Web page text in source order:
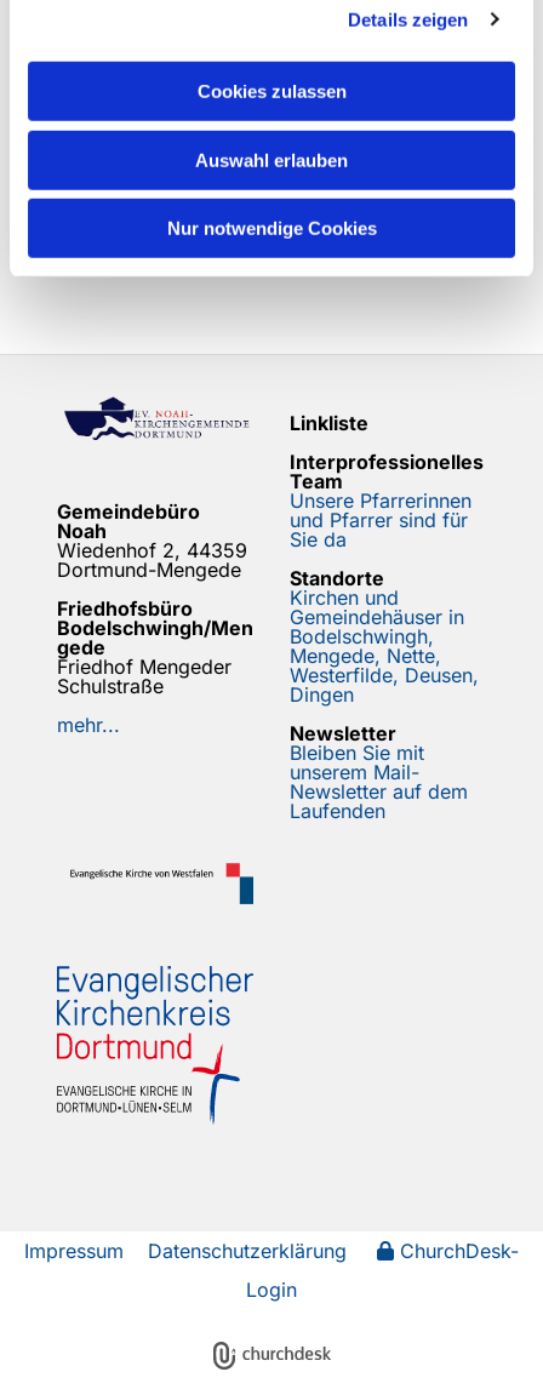
Details zeigen
Cookies zulassen
Auswahl erlauben
Nur notwendige Cookies
Gemeindebüro
Noah
Wiedenhof 2, 44359
Dortmund-Mengede
Friedhofsbüro
Bodelschwingh/Men
gede
Friedhof Mengeder
Schulstraße
mehr...
Linkliste
Interprofessionelles
Team
Unsere Pfarrerinnen
und Pfarrer sind für
Sie da
Standorte
Kirchen und
Gemeindehäuser in
Bodelschwingh,
Mengede, Nette,
Westerfilde, Deusen,
Dingen
Newsletter
Bleiben Sie mit
unserem Mail-
Newsletter auf dem
Laufenden
Impressum Datenschutzerklärung
ChurchDesk-
Login